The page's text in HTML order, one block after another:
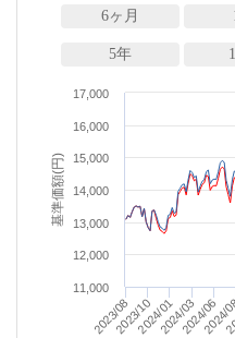
6ヶ月
5年
基準価額(円)
2023/082023/102024/012024/032024/06
11,000
12,000
13,000
14,000
15,000
16,000
17,000